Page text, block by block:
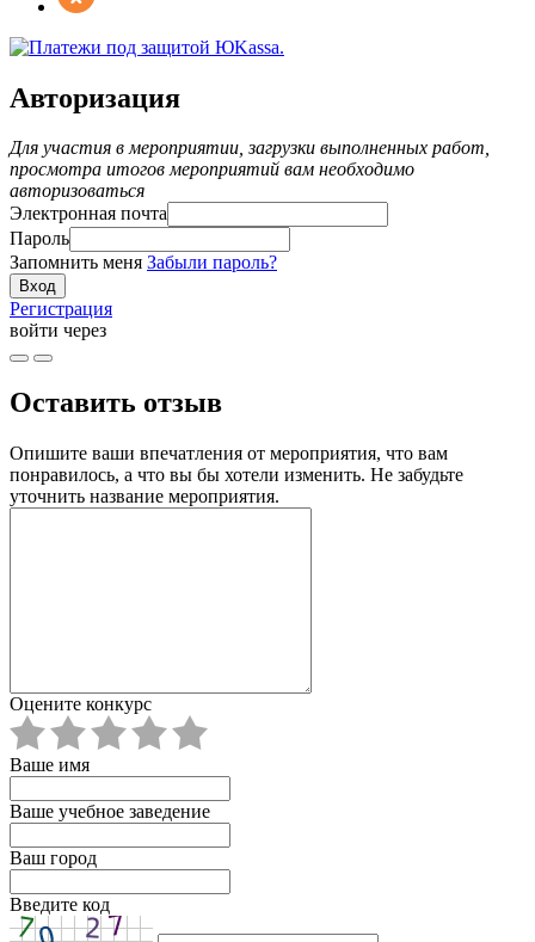
Авторизация
Для участия в мероприятии, загрузки выполненных работ,
просмотра итогов мероприятий вам необходимо
авторизоваться
Электронная почта
Пароль
Запомнить меня Забыли пароль?
Регистрация
войти через
Оставить отзыв
Опишите ваши впечатления от мероприятия, что вам
понравилось, а что вы бы хотели изменить. Не забудьте
уточнить название мероприятия.
Оцените конкурс
Ваше имя
Ваше учебное заведение
Ваш город
Введите код